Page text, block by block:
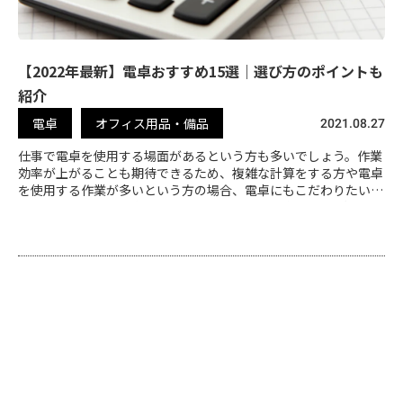
【2022年最新】電卓おすすめ15選｜選び方のポイントも
紹介
電卓 オフィス用品・備品 2021.08.27
仕事で電卓を使用する場面があるという方も多いでしょう。作業
効率が上がることも期待できるため、複雑な計算をする方や電卓
を使用する作業が多いという方の場合、電卓にもこだわりたいで